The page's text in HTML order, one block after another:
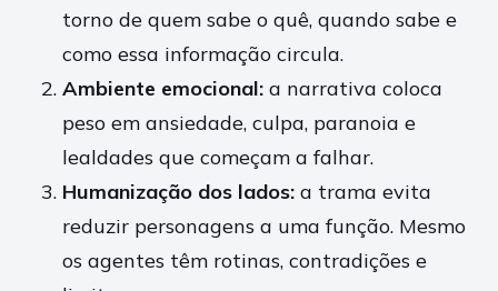
torno de quem sabe o quê, quando sabe e
como essa informação circula.
Ambiente emocional: a narrativa coloca
peso em ansiedade, culpa, paranoia e
lealdades que começam a falhar.
Humanização dos lados: a trama evita
reduzir personagens a uma função. Mesmo
os agentes têm rotinas, contradições e